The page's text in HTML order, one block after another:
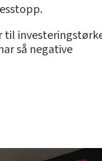
til
så negative